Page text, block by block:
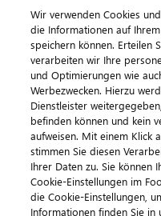
©
Impressum
Wir verwenden Cookies
die Informationen auf
speichern können. Erteilen
verarbeiten wir Ihre
und Optimierungen wie
Werbezwecken. Hierzu
Dienstleister
befinden können und kein
aufweisen. Mit einem Klick
stimmen Sie diesen
Ihrer Daten zu. Sie können
Cookie-Einstellungen im
die Cookie-Einstellungen,
Informationen finden Sie in